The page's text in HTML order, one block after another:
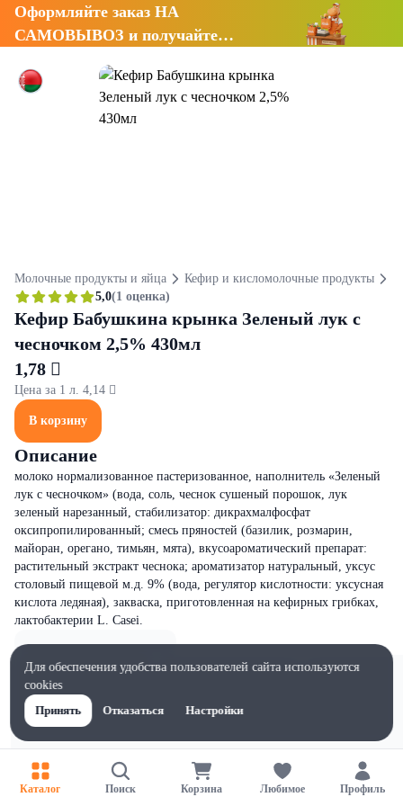
Оформляйте заказ НА
САМОВЫВОЗ и получайте
Молочные продукты и яйца Кефир и кисломолочные продукты
5,0(1 оценка)
Кефир Бабушкина крынка Зеленый лук с
чесночком 2,5% 430мл
1,78 
Цена за 1 л. 4,14 
В корзину
Описание
молоко нормализованное пастеризованное, наполнитель «Зеленый
лук с чесночком» (вода, соль, чеснок сушеный порошок, лук
зеленый нарезанный, стабилизатор: дикрахмалфосфат
оксипропилированный; смесь пряностей (базилик, розмарин,
майоран, орегано, тимьян, мята), вкусоароматический препарат:
растительный экстракт чеснока; ароматизатор натуральный, уксус
столовый пищевой м.д. 9% (вода, регулятор кислотности: уксусная
кислота ледяная), закваска, приготовленная на кефирных грибках,
лактобактерии L. Сasei.
Каталог Поиск Корзина Любимое Профиль
Для обеспечения удобства пользователей сайта используются
cookies
Принять
Отказаться Настройки